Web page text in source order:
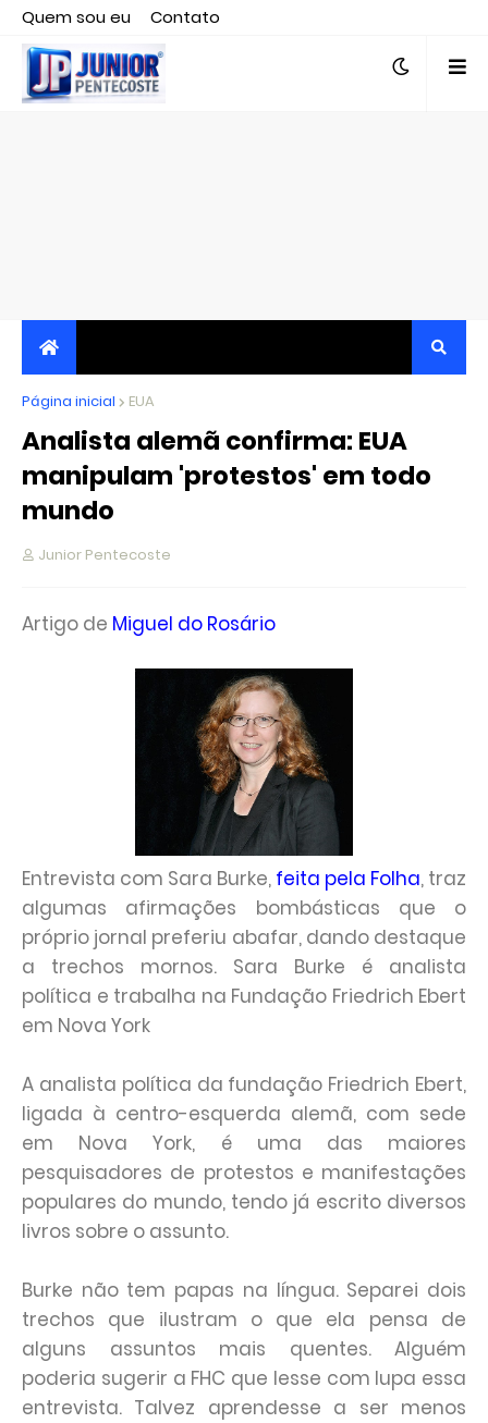
Quem sou eu
Contato
Editor responsável, jornalista Clovis Almeida.
JORNALISMO INDEPENDENTE, TRANSPARENTE E
CRÍTICO
Página inicial EUA
Analista alemã confirma: EUA
manipulam 'protestos' em todo
mundo
Junior Pentecoste
Artigo de Miguel do Rosário
Entrevista com Sara Burke, feita pela Folha, traz
algumas afirmações bombásticas que o
próprio jornal preferiu abafar, dando destaque
a trechos mornos. Sara Burke é analista
política e trabalha na Fundação Friedrich Ebert
em Nova York
A analista política da fundação Friedrich Ebert,
ligada à centro-esquerda alemã, com sede
em Nova York, é uma das maiores
pesquisadores de protestos e manifestações
populares do mundo, tendo já escrito diversos
livros sobre o assunto.
Burke não tem papas na língua. Separei dois
trechos que ilustram o que ela pensa de
alguns assuntos mais quentes. Alguém
poderia sugerir a FHC que lesse com lupa essa
entrevista. Talvez aprendesse a ser menos